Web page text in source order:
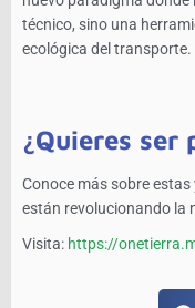
técnico, sino una
ecológica del transporte.
¿Quieres ser
Conoce más sobre estas
están revolucionando la
Visita: https://